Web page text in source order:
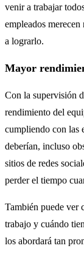
venir a trabajar
empleados
a lograrlo.
Mayor
Con la supervisión
rendimiento del
cumpliendo con las
deberían, incluso
sitios de redes
perder el tiempo
También puede ver
trabajo y cuándo
los abordará tan